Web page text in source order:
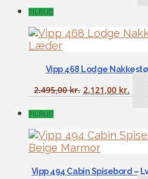
TILBUD
Vipp 468 Lodge
2.495,00kr. 2.121,00 kr.
TILBUD
Vipp 494 Cabin Spisebord –